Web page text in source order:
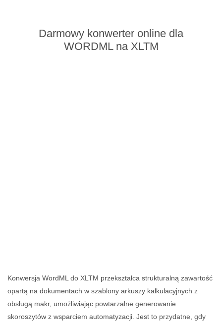
Darmowy konwerter online dla
WORDML na XLTM
Konwersja WordML do XLTM przekształca strukturalną zawartość
opartą na dokumentach w szablony arkuszy kalkulacyjnych z
obsługą makr, umożliwiając powtarzalne generowanie
skoroszytów z wsparciem automatyzacji. Jest to przydatne, gdy